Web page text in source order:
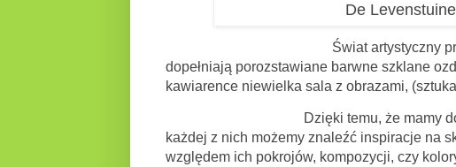
De
Świat artystyczny
dopełniają porozstawiane barwne szklane
kawiarence niewielka sala z obrazami,
Dzięki temu, że mamy do
każdej z nich możemy znaleźć inspiracje na
względem ich pokrojów, kompozycji, czy